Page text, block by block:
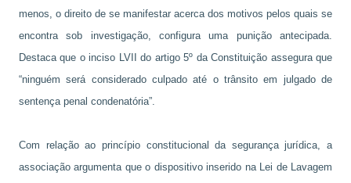
menos, o direito de se manifestar acerca dos motivos pelos quais se
encontra sob investigação, configura uma punição antecipada.
Destaca que o inciso LVII do artigo 5º da Constituição assegura que
“ninguém será considerado culpado até o trânsito em julgado de
sentença penal condenatória”.
Com relação ao princípio constitucional da segurança jurídica, a
associação argumenta que o dispositivo inserido na Lei de Lavagem